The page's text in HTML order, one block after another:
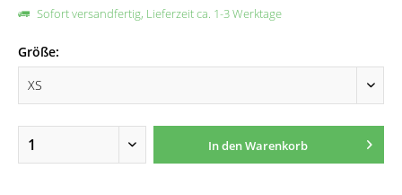
Sofort versandfertig, Lieferzeit ca. 1-3 Werktage
Größe:
In denWarenkorb